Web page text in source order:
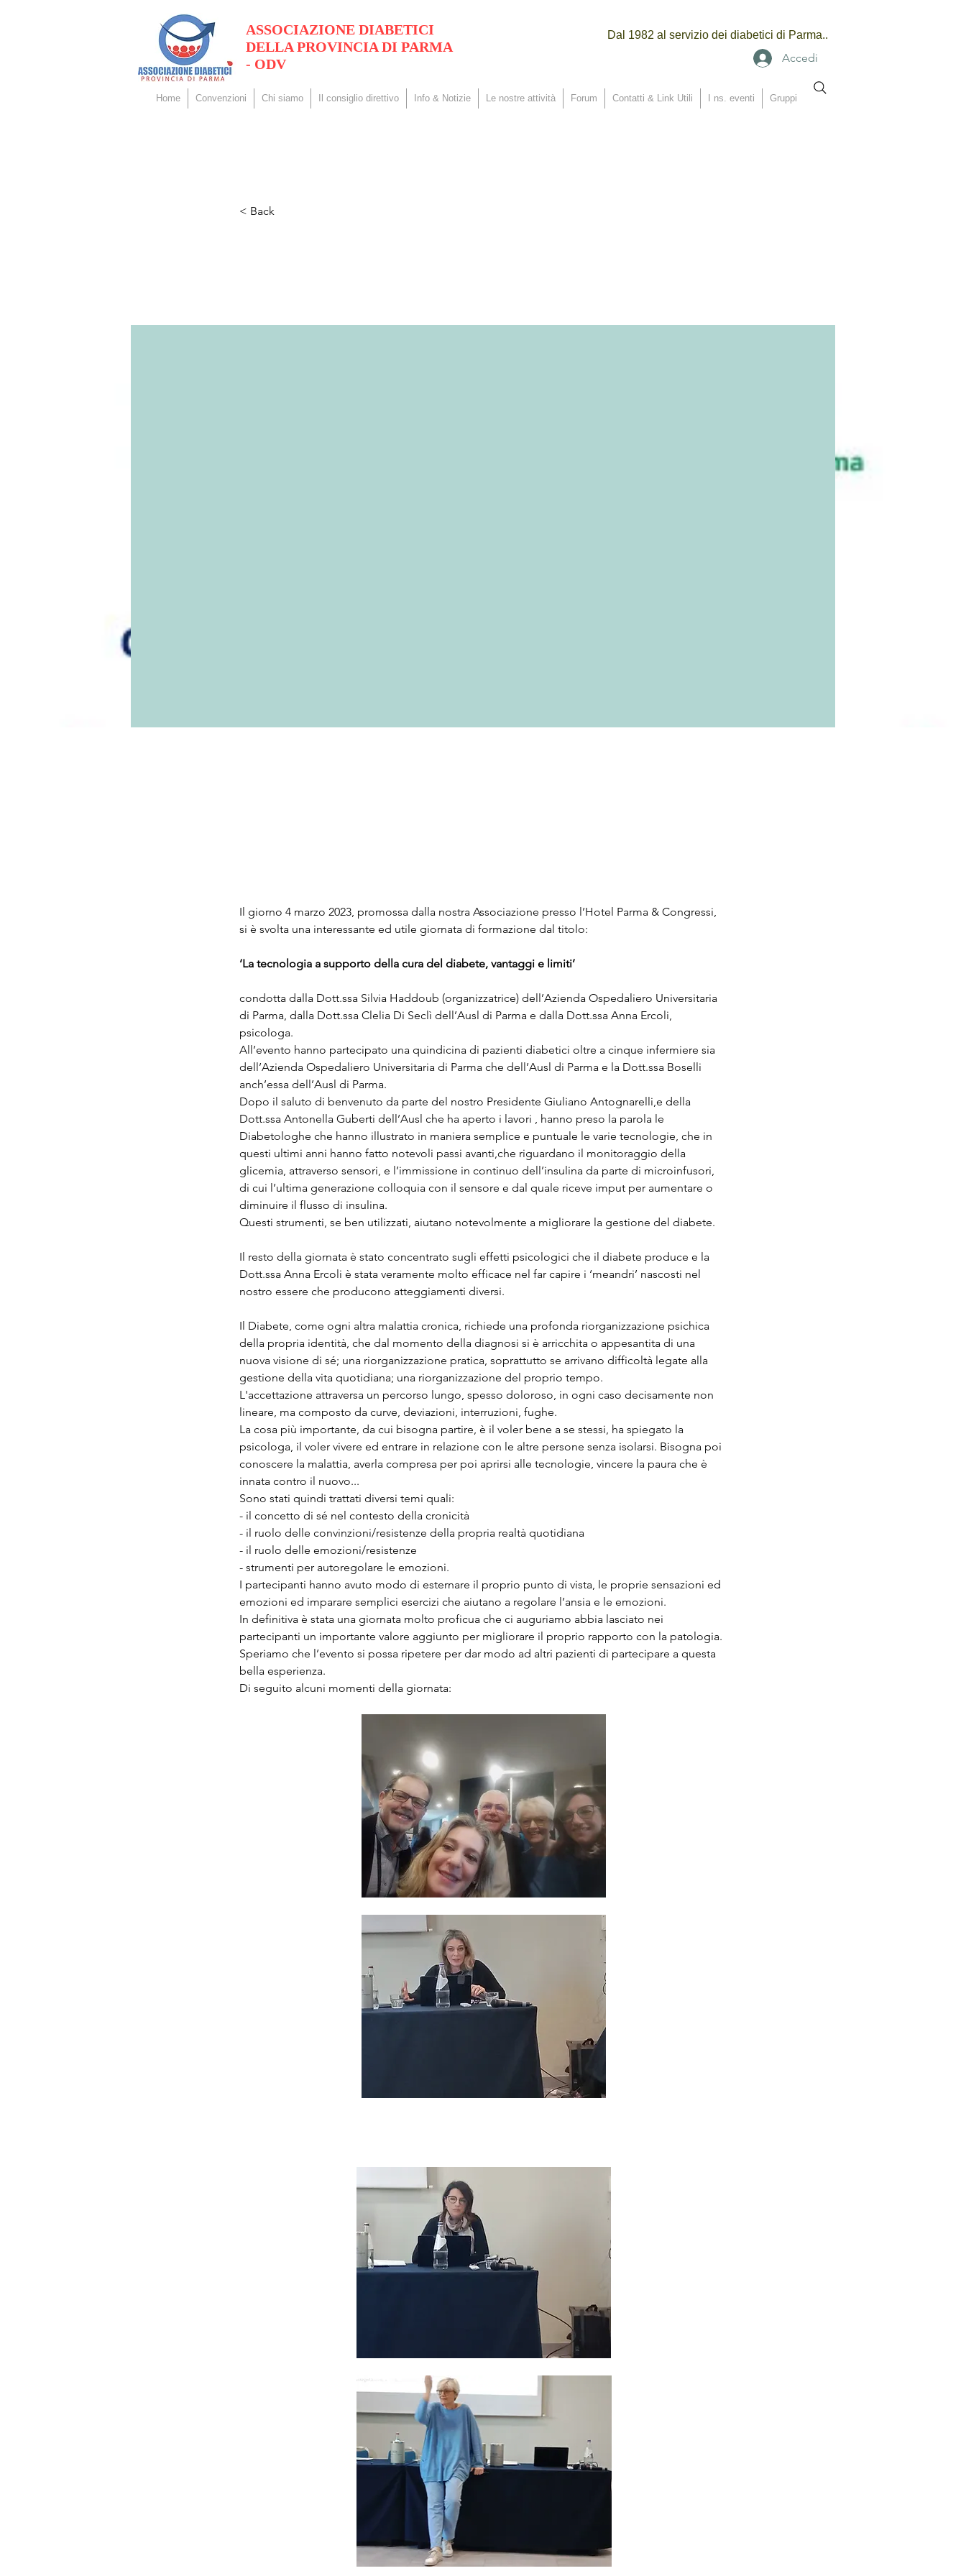
ASSOCIAZIONE DIABETICI
DELLA PROVINCIA DI PARMA
- ODV
Dal 1982 al servizio dei diabetici di Parma..
Accedi
Home Convenzioni Chi siamo Il consiglio direttivo Info & Notizie Le nostre attività Forum Contatti & Link Utili I ns. eventi Gruppi
< Back
Il giorno 4 marzo 2023, promossa dalla nostra Associazione presso l’Hotel Parma & Congressi,
si è svolta una interessante ed utile giornata di formazione dal titolo:
‘La tecnologia a supporto della cura del diabete, vantaggi e limiti’
condotta dalla Dott.ssa Silvia Haddoub (organizzatrice) dell’Azienda Ospedaliero Universitaria
di Parma, dalla Dott.ssa Clelia Di Seclì dell’Ausl di Parma e dalla Dott.ssa Anna Ercoli,
psicologa.
All’evento hanno partecipato una quindicina di pazienti diabetici oltre a cinque infermiere sia
dell’Azienda Ospedaliero Universitaria di Parma che dell’Ausl di Parma e la Dott.ssa Boselli
anch’essa dell’Ausl di Parma.
Dopo il saluto di benvenuto da parte del nostro Presidente Giuliano Antognarelli,e della
Dott.ssa Antonella Guberti dell’Ausl che ha aperto i lavori , hanno preso la parola le
Diabetologhe che hanno illustrato in maniera semplice e puntuale le varie tecnologie, che in
questi ultimi anni hanno fatto notevoli passi avanti,che riguardano il monitoraggio della
glicemia, attraverso sensori, e l’immissione in continuo dell’insulina da parte di microinfusori,
di cui l’ultima generazione colloquia con il sensore e dal quale riceve imput per aumentare o
diminuire il flusso di insulina.
Questi strumenti, se ben utilizzati, aiutano notevolmente a migliorare la gestione del diabete.
Il resto della giornata è stato concentrato sugli effetti psicologici che il diabete produce e la
Dott.ssa Anna Ercoli è stata veramente molto efficace nel far capire i ‘meandri’ nascosti nel
nostro essere che producono atteggiamenti diversi.
Il Diabete, come ogni altra malattia cronica, richiede una profonda riorganizzazione psichica
della propria identità, che dal momento della diagnosi si è arricchita o appesantita di una
nuova visione di sé; una riorganizzazione pratica, soprattutto se arrivano difficoltà legate alla
gestione della vita quotidiana; una riorganizzazione del proprio tempo.
L'accettazione attraversa un percorso lungo, spesso doloroso, in ogni caso decisamente non
lineare, ma composto da curve, deviazioni, interruzioni, fughe.
La cosa più importante, da cui bisogna partire, è il voler bene a se stessi, ha spiegato la
psicologa, il voler vivere ed entrare in relazione con le altre persone senza isolarsi. Bisogna poi
conoscere la malattia, averla compresa per poi aprirsi alle tecnologie, vincere la paura che è
innata contro il nuovo...
Sono stati quindi trattati diversi temi quali:
- il concetto di sé nel contesto della cronicità
- il ruolo delle convinzioni/resistenze della propria realtà quotidiana
- il ruolo delle emozioni/resistenze
- strumenti per autoregolare le emozioni.
I partecipanti hanno avuto modo di esternare il proprio punto di vista, le proprie sensazioni ed
emozioni ed imparare semplici esercizi che aiutano a regolare l’ansia e le emozioni.
In definitiva è stata una giornata molto proficua che ci auguriamo abbia lasciato nei
partecipanti un importante valore aggiunto per migliorare il proprio rapporto con la patologia.
Speriamo che l’evento si possa ripetere per dar modo ad altri pazienti di partecipare a questa
bella esperienza.
Di seguito alcuni momenti della giornata: